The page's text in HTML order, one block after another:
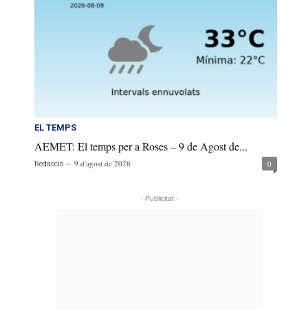
EL TEMPS
AEMET: El temps per a Roses – 9 de Agost de...
Redacció - 9 d'agost de 2026 0
- Publicitat -